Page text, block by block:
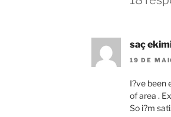
saç
19 DE
I?ve been
of area .
So i?m